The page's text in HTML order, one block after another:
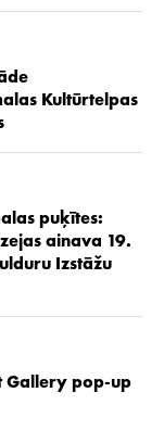
Kultūrtelpas
puķītes:
ainava 19.
Izstāžu
Gallery pop-up